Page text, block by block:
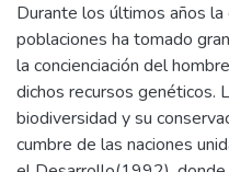
Durante los últimos años la
poblaciones ha tomado
la concienciación del
dichos recursos genéticos.
biodiversidad y su
cumbre de las naciones